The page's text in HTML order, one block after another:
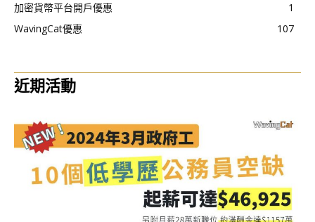
加密貨幣平台開戶優惠
1
WavingCat優惠
107
近期活動